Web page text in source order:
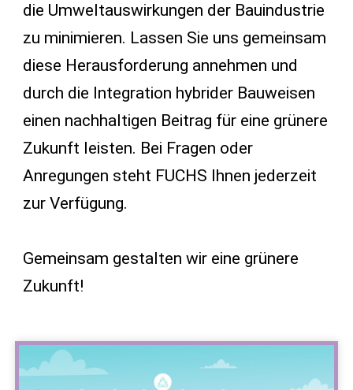
die Umweltauswirkungen der Bauindustrie
zu minimieren. Lassen Sie uns gemeinsam
diese Herausforderung annehmen und
durch die Integration hybrider Bauweisen
einen nachhaltigen Beitrag für eine grünere
Zukunft leisten. Bei Fragen oder
Anregungen steht FUCHS Ihnen jederzeit
zur Verfügung.
Gemeinsam gestalten wir eine grünere
Zukunft!